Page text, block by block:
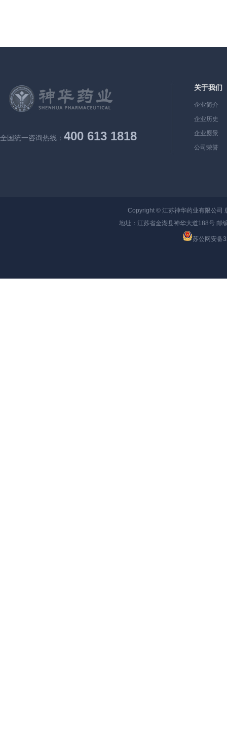
全国统一咨询热线： 400 613 1818
关于我们
企业简介
企业历史
企业愿景
公司荣誉
Copyright ©江苏神华药业有限公司
地址：江苏省金湖县神华大道188号 邮
苏公网安备